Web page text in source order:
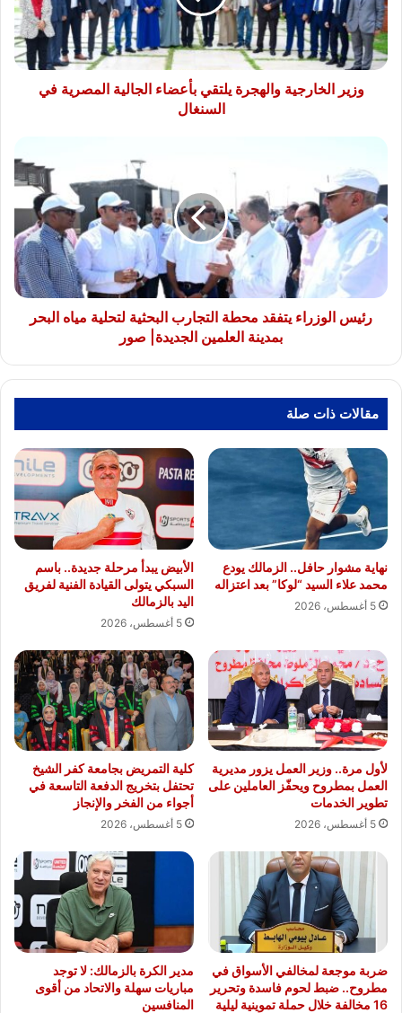
الجالية
المصرية
في
السنغال
وزير الخارجية والهجرة يلتقي بأعضاء الجالية المصرية في
السنغال
رئيس
يتفقد
محطة
التجارب
البحثية
لتحلية
البحر
بمدينة
رئيس الوزراء يتفقد محطة التجارب البحثية لتحلية مياه البحر
بمدينة العلمين الجديدة| صور
مقالات ذات صلة
نهاية مشوار حافل.. الزمالك يودع
محمد علاء السيد “لوكا” بعد اعتزاله
5 أغسطس، 2026
الأبيض يبدأ مرحلة جديدة.. باسم
السبكي يتولى القيادة الفنية لفريق
اليد بالزمالك
5 أغسطس، 2026
لأول مرة.. وزير العمل يزور مديرية
العمل بمطروح ويحفّز العاملين على
تطوير الخدمات
5 أغسطس، 2026
كلية التمريض بجامعة كفر الشيخ
تحتفل بتخريج الدفعة التاسعة في
أجواء من الفخر والإنجاز
5 أغسطس، 2026
ضربة موجعة لمخالفي الأسواق في
مطروح.. ضبط لحوم فاسدة وتحرير
16 مخالفة خلال حملة تموينية ليلية
مدير الكرة بالزمالك: لا توجد
مباريات سهلة والاتحاد من أقوى
المنافسين